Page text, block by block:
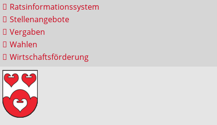
Ratsinformationssystem
Stellenangebote
Vergaben
Wahlen
Wirtschaftsförderung